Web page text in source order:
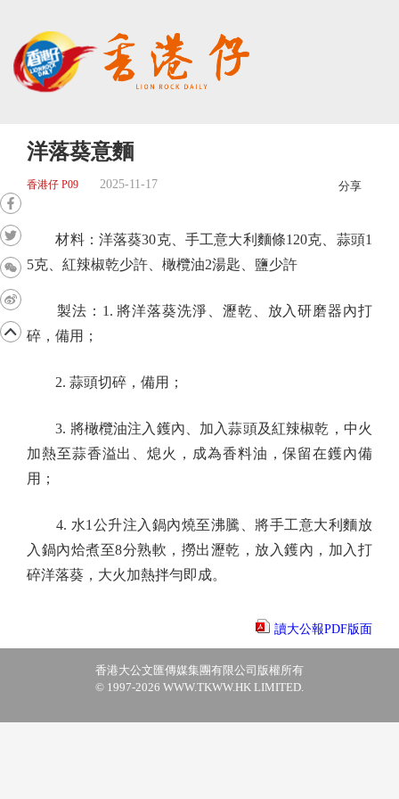
洋落葵意麵
香港仔 P09 2025-11-17 分享
材料：洋落葵30克、手工意大利麵條120克、蒜頭1
5克、紅辣椒乾少許、橄欖油2湯匙、鹽少許
製法：1. 將洋落葵洗淨、瀝乾、放入研磨器內打
碎，備用；
2. 蒜頭切碎，備用；
3. 將橄欖油注入鑊內、加入蒜頭及紅辣椒乾，中火
加熱至蒜香溢出、熄火，成為香料油，保留在鑊內備
用；
4. 水1公升注入鍋內燒至沸騰、將手工意大利麵放
入鍋內烚煮至8分熟軟，撈出瀝乾，放入鑊內，加入打
碎洋落葵，大火加熱拌勻即成。
讀大公報PDF版面
香港大公文匯傳媒集團有限公司版權所有
© 1997-2026 WWW.TKWW.HK LIMITED.